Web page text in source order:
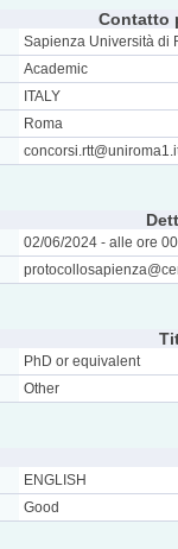
Contatto
Sapienza Università di
Academic
ITALY
Roma
02/06/2024 - alle ore
PhD or equivalent
Other
ENGLISH
Good